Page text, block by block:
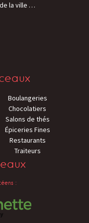
la ville …
Boulangeries
Chocolatiers
Salons de thés
Épiceries Fines
Restaurants
Traiteurs
: